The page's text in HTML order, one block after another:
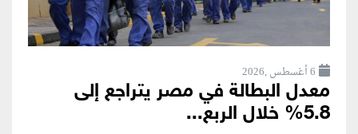
6 أغسطس ,2026
معدل البطالة في مصر يتراجع إلى
5.8% خلال الربع...